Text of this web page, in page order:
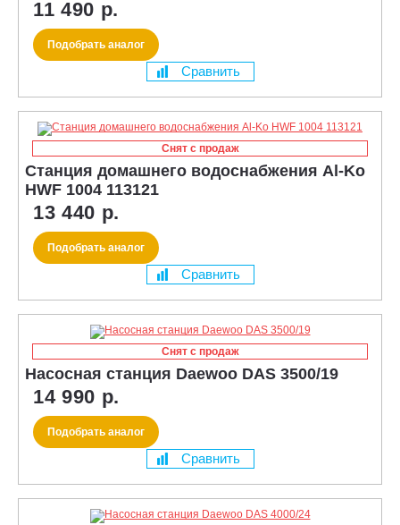
11 490 р.
Подобрать аналог
Сравнить
Снят с продаж
Станция домашнего водоснабжения Al-Ko
HWF 1004 113121
13 440 р.
Подобрать аналог
Сравнить
Снят с продаж
Насосная станция Daewoo DAS 3500/19
14 990 р.
Подобрать аналог
Сравнить